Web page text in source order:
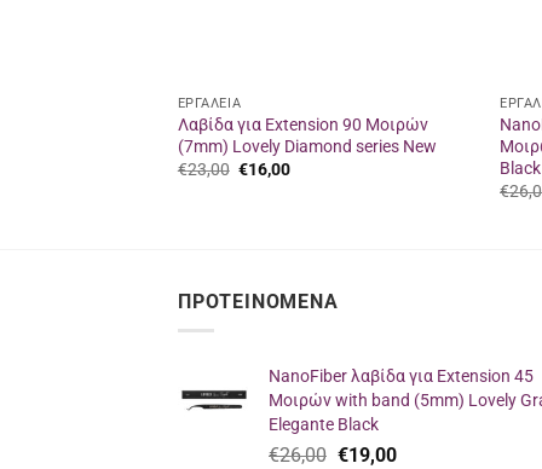
ΕΡΓΑΛΕΙΑ
Λαβίδα για Extension 90 Μοιρών
(7mm) Lovely Diamond series New
€23,00 Original
€16,00Η
Black
€
ΠΡΟΤΕΙΝΌΜΕΝΑ
NanoFiber λαβίδα για Extension 45
Μοιρών with band (5mm) Lovely
Elegante Black
€26,00 Original
€19,00Η